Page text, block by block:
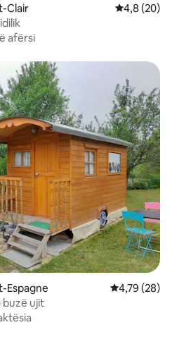
Clair Vlerësimi
4,8 (20)
afërsi
Espagne Vlerësimi
4,79 (28)
buzë ujit